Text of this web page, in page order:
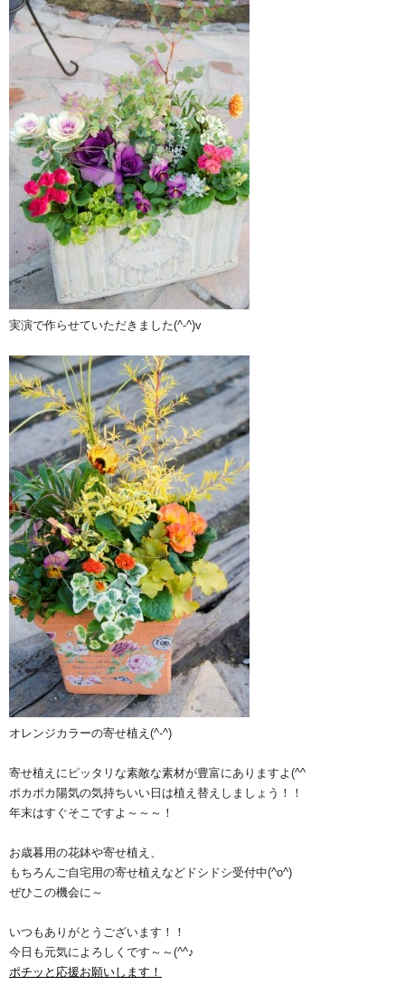
実演で作らせていただきました(^-^)v
オレンジカラーの寄せ植え(^-^)
寄せ植えにピッタリな素敵な素材が豊富にありますよ(^^ゞ
ポカポカ陽気の気持ちいい日は植え替えしましょう！！
年末はすぐそこですよ～～～！
お歳暮用の花鉢や寄せ植え、
もちろんご自宅用の寄せ植えなどドシドシ受付中(^o^)
ぜひこの機会に～
いつもありがとうございます！！
今日も元気によろしくです～～(^^♪
ポチッと応援お願いします！